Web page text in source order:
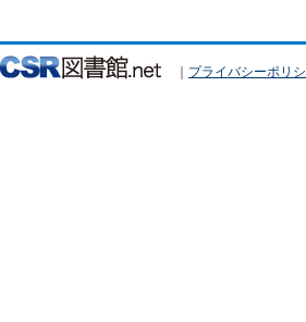
｜ プライバシーポリ